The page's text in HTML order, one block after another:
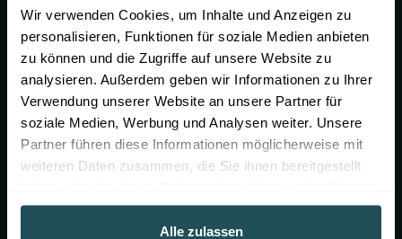
Wir verwenden Cookies, um Inhalte und Anzeigen zu
personalisieren, Funktionen für soziale Medien anbieten
zu können und die Zugriffe auf unsere Website zu
analysieren. Außerdem geben wir Informationen zu Ihrer
Verwendung unserer Website an unsere Partner für
soziale Medien, Werbung und Analysen weiter. Unsere
Partner führen diese Informationen möglicherweise mit
weiteren Daten zusammen, die Sie ihnen bereitgestellt
gesammelt haben.
Alle zulassen
Vorteile:
Sehr robust und langlebig
Nahezu kein Wartungsaufwand
Bietet eine hohe Sicherheit
Nachteile:
Weniger Privatsphäre, sofern nicht
mit zusätzlichen Elementen wie
Industrie- bzw. sachlicher Look, der
nicht in jede Gartenlandschaft passt